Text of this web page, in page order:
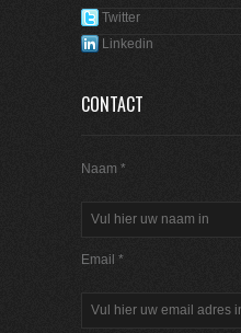
Twitter
Linkedin
CONTACT
Naam *
Email *